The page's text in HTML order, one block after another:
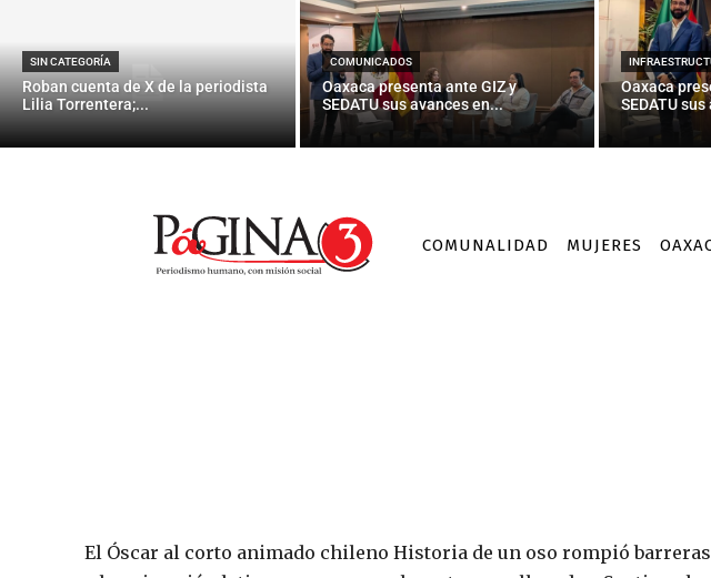
SIN CATEGORÍA
Roban cuenta de X de la periodista
Lilia Torrentera;...
COMUNICADOS
Oaxaca presenta ante GIZ y
SEDATU sus avances en...
Oaxaca
SEDATU
COMUNALIDAD MUJERES
‘Historia de un oso’
Por AGENCIA
El Óscar al corto animado chileno Historia de un oso rompió